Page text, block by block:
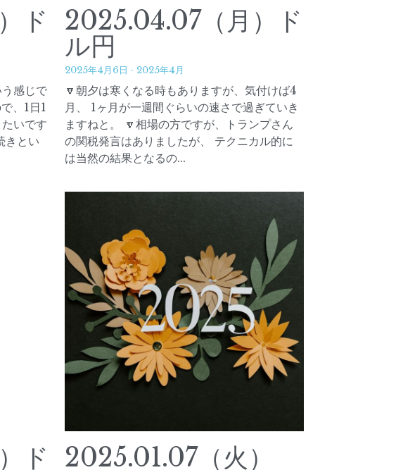
ド
感じで
、1日1
いです
きとい
2025.04.07（月）ド
ル円
2025年4月6日 · 2025年4月
🔽朝夕は寒くなる時もありますが、気付けば4
月、 1ヶ月が一週間ぐらいの速さで過ぎていき
ますねと。 🔽相場の方ですが、トランプさん
の関税発言はありましたが、 テクニカル的に
は当然の結果となるの...
ド
2025.01.07（火）